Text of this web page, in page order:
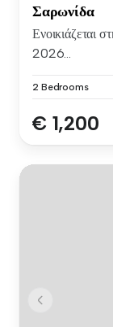
Σαρωνίδα
Ενοικιάζεται
2026...
2 Bedrooms
€ 1,200